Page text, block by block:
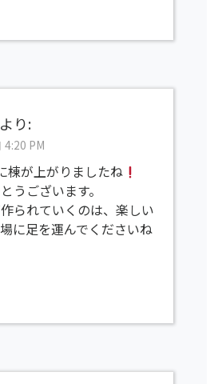
より:
PM
棟が上がりましたね
うございます。
られていくのは、楽しい
に足を運んでくださいね